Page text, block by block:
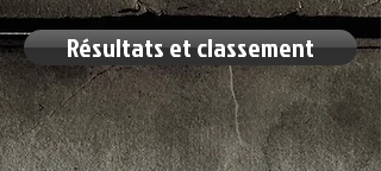
Résultats et classement